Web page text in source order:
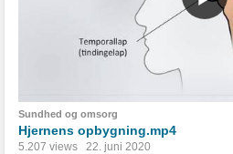
Sundhed og omsorg
Hjernens opbygning.mp4
5.207 views 22. juni 2020